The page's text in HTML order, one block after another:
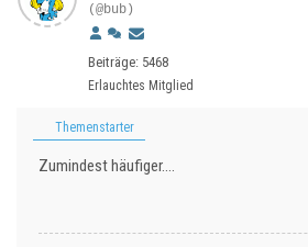
(@bub)
Beiträge: 5468
Erlauchtes Mitglied
Themenstarter
Zumindest häufiger….